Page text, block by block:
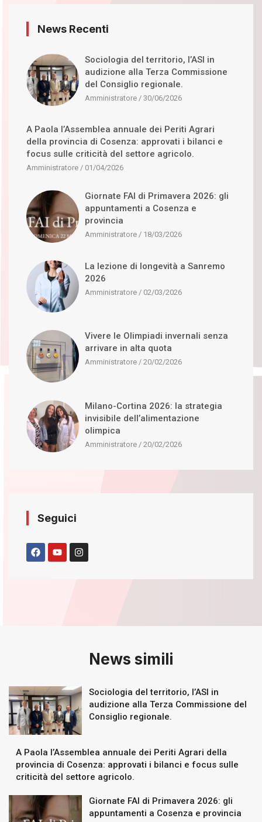
News Recenti
Sociologia del territorio, l’ASI in
audizione alla Terza Commissione
del Consiglio regionale.
Amministratore 30/06/2026
A Paola l’Assemblea annuale dei Periti Agrari
della provincia di Cosenza: approvati i bilanci e
focus sulle criticità del settore agricolo.
Amministratore 01/04/2026
Giornate FAI di Primavera 2026: gli
appuntamenti a Cosenza e
provincia
Amministratore 18/03/2026
La lezione di longevità a Sanremo
2026
Amministratore 02/03/2026
Vivere le Olimpiadi invernali senza
arrivare in alta quota
Amministratore 20/02/2026
Milano-Cortina 2026: la strategia
invisibile dell’alimentazione
olimpica
Amministratore 20/02/2026
Seguici
News simili
Sociologia del territorio, l’ASI in
audizione alla Terza Commissione del
Consiglio regionale.
A Paola l’Assemblea annuale dei Periti Agrari della
provincia di Cosenza: approvati i bilanci e focus sulle
criticità del settore agricolo.
Giornate FAI di Primavera 2026: gli
appuntamenti a Cosenza e provincia